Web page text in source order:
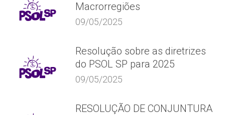
Macrorregiões
09/05/2025
Resolução sobre as diretrizes
do PSOL SP para 2025
09/05/2025
RESOLUÇÃO DE CONJUNTURA